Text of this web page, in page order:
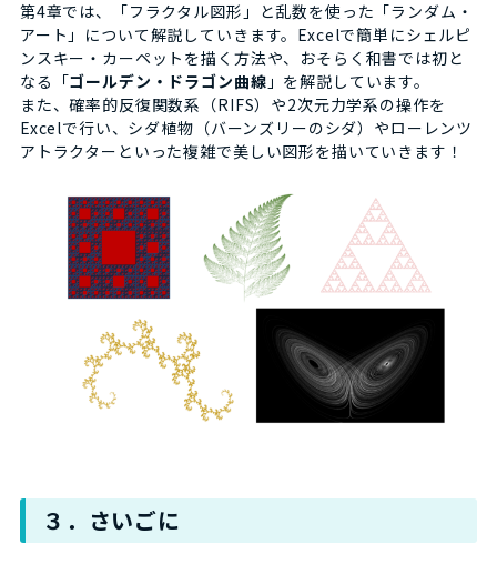
第4章では、「フラクタル図形」と乱数を使った「ランダム・
アート」について解説していきます。Excelで簡単にシェルピ
ンスキー・カーペットを描く方法や、おそらく和書では初と
なる「ゴールデン・ドラゴン曲線 」を解説しています。
また、確率的反復関数系（RIFS）や2次元力学系の操作を
Excelで行い、シダ植物（バーンズリーのシダ）やローレンツ
アトラクターといった複雑で美しい図形を描いていきます！
３．さいごに